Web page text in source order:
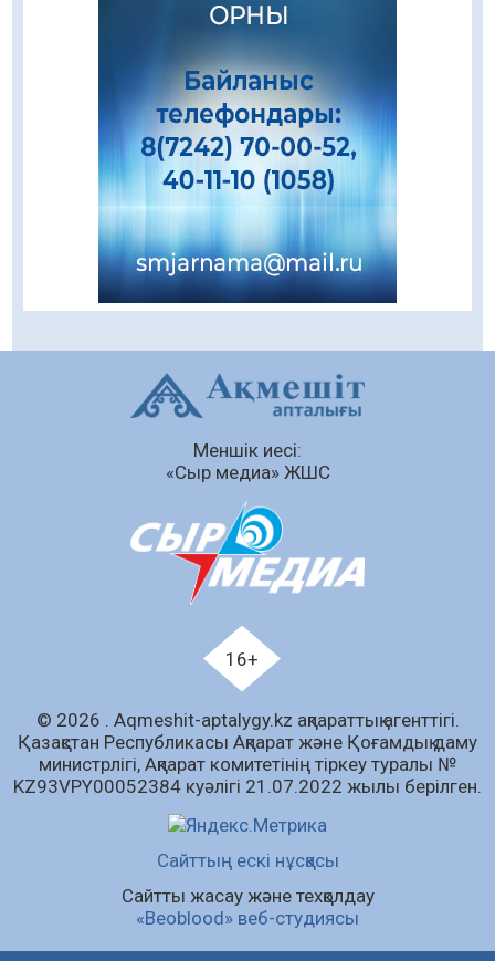
Еңбегі ерлікпен тең мамандық
Даналықтың шырағданы, ой-сананың
шамшырағы
08.08.2026
Кенеге қарсы залалсыздандыру жұмыстары
жүргізілуде
07.08.2026
Сыбайлас жемқорлық
Аумақтан тыс соттылық – сот төрелігінің
ашықтығы мен қолжетімділігін арттыру
«Дауыс беру учаскесін қалай табуға болады?»￼
07.08.2026 70 0
Барлық жаңалық
Меншік иесі:
«Сыр медиа» ЖШС
16+
© 2026 . Аqmeshit-aptalygy.kz ақпараттық агенттігі.
Қазақстан Республикасы Ақпарат және Қоғамдық даму
министрлігі, Ақпарат комитетінің тіркеу туралы №
KZ93VPY00052384 куәлігі 21.07.2022 жылы берілген.
Сайттың ескі нұсқасы
Сайтты жасау және техқолдау
«Beoblood» веб-студиясы